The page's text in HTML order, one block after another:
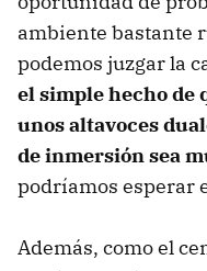
ambiente bastante
podemos juzgar la
el simple hecho de
unos altavoces
de inmersión sea
podríamos esperar
Además, como el